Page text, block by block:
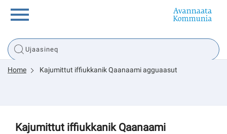
Innuttaasunut
Home Kajumittut iffiukkanik Qaanaami agguaasut
Kajumittut iffiukkanik Qaanaami